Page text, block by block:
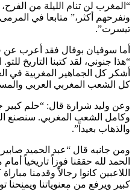
“المغرب لن تنام الليلة من
ونفرحهم أكثر،” متابعا في
تيسرت”.
أما سوفيان بوفال فقد أعرب عن
“هذا جنوني، لقد كتبنا التاريخ
أشكر كل الجماهير المغربية في
كل الشعب المغربي العربي
وعن وليد شرارة قال: “حلم كبير
وكامل الشعب المغربي. سنصنع
والذهاب بعيداً”.
ومن جانبه قال “عبد الحميد
الحمد لله حققنا فوزاً تاريخياً
اللاعبين كانوا رجالاً وقدمنا
كبير ويرفع من معنوياتنا ويمنحنا